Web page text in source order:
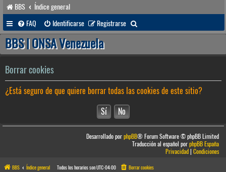
BBS
Índice general
FAQ
Identificarse Registrarse
u
a
r
BBS | ONSA Venezuela
Borrar cookies
¿Está seguro de que quiere borrar todas las cookies de este sitio?
Desarrollado porphpBB® Forum Software © phpBB Limited
Traducción al español porphpBB España
Privacidad|Condiciones
BBS Índice general Todos los horarios sonUTC-04:00 Borrar cookies